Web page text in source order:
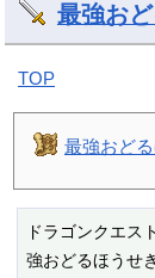
最強お
TOP
最強おど
ドラゴンクエ
強おどるほうせ